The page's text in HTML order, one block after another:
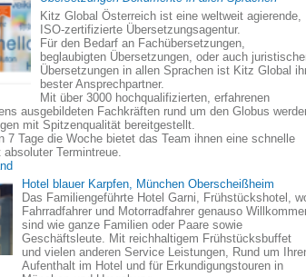
Kitz Global Österreich ist eine weltweit agierende,
ISO-zertifizierte Übersetzungsagentur.
Für den Bedarf an Fachübersetzungen,
beglaubigten Übersetzungen, oder auch
Übersetzungen in allen Sprachen ist Kitz Global
bester Ansprechpartner.
Mit über 3000 hochqualifizierten, erfahrenen
ausgebildeten Fachkräften rund um den Globus
mit Spitzenqualität bereitgestellt.
7 Tage die Woche bietet das Team ihnen eine schnelle
Termintreue.
Hotel blauer Karpfen, München Oberscheißheim
Das Familiengeführte Hotel Garni, Frühstückshotel,
Fahrradfahrer und Motorradfahrer genauso
sind wie ganze Familien oder Paare sowie
Geschäftsleute. Mit reichhaltigem Frühstücksbuffet
und vielen anderen Service Leistungen, Rund um
Aufenthalt im Hotel und für Erkundigungstouren in